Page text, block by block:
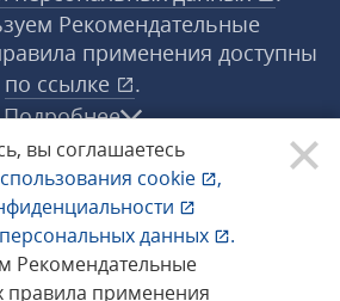
вы соглашаетесь
cookie
,
данных
.
Рекомендательные
правила применения
Рекомендательные
применения доступны
по ссылке
.
Подробнее
«1С‑Рарус» ®. Все права
защищены.